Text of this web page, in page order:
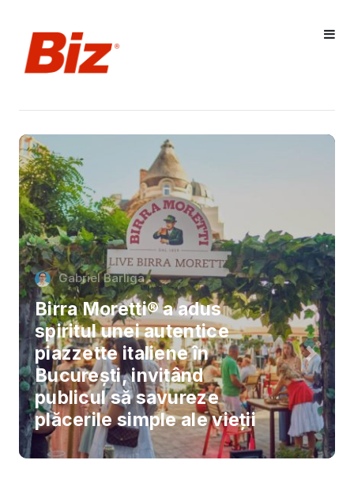
Gabriel Barliga
Birra Moretti® a adus
spiritul unei autentice
piazzette italiene în
București, invitând
publicul să savureze
plăcerile simple ale vieții